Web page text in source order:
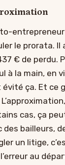
entrepreneur
le prorata. Il
€ de perdu.
à la main, en
ça. Et ce
cas, ça
bailleurs,
un litige,
au